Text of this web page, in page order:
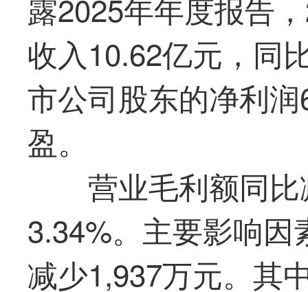
收入10.62亿元，同
市公司股东的净利
盈。
营业毛利额同
3.34%。主要影响
减少1,937万元。其